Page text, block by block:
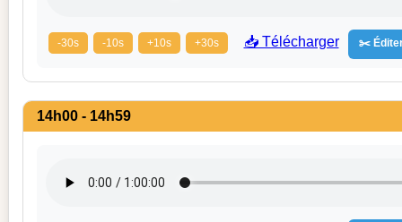
-30s -10s +10s +30s 📥 Télécharger ✂️
14h00 - 14h59